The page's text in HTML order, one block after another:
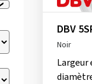
DBV
Noir
Largeur